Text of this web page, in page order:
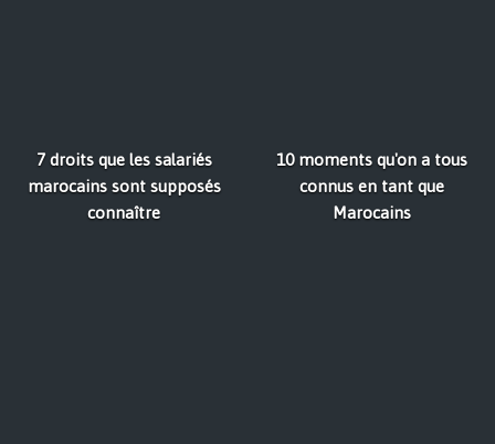
7 droits que les salariés
marocains sont supposés
connaître
10 moments qu'on a tous
connus en tant que
Marocains